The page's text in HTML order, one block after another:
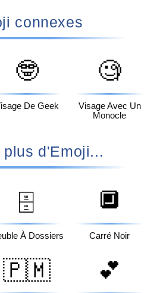
connexes
🤓
De Geek
🧐
Visage Avec Un
Monocle
plus d'Emoji...
🗄️
À Dossiers
🔲
Carré Noir
🇵🇲 💕